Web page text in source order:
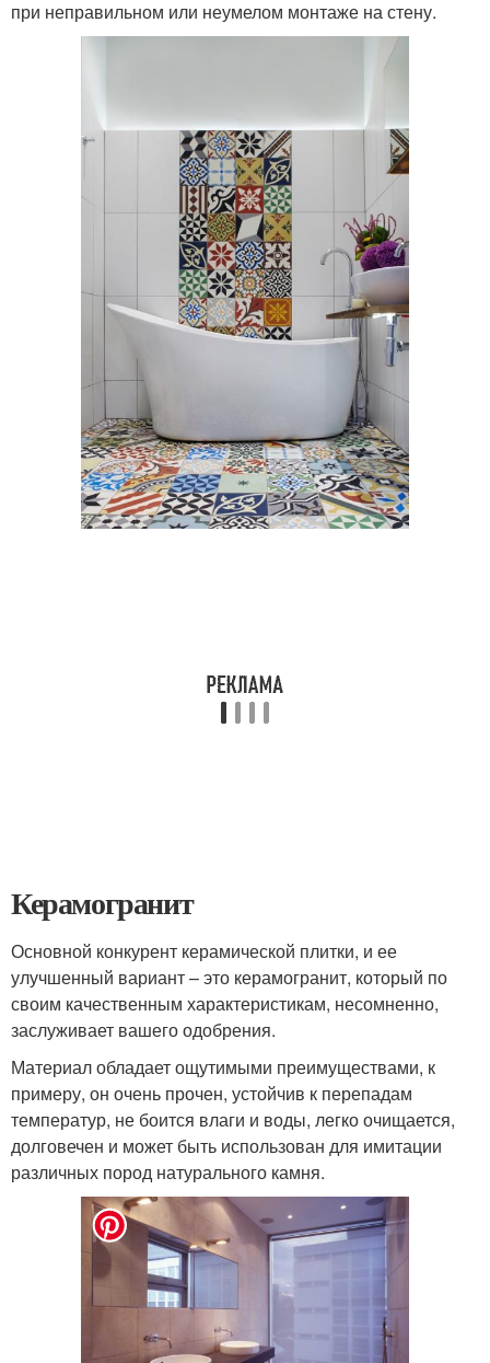
при неправильном или неумелом монтаже на стену.
Керамогранит
Основной конкурент керамической плитки, и ее
улучшенный вариант – это керамогранит, который по
своим качественным характеристикам, несомненно,
заслуживает вашего одобрения.
Материал обладает ощутимыми преимуществами, к
примеру, он очень прочен, устойчив к перепадам
температур, не боится влаги и воды, легко очищается,
долговечен и может быть использован для имитации
различных пород натурального камня.